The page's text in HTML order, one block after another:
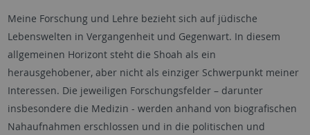
Meine Forschung und Lehre bezieht sich auf jüdische
Lebenswelten in Vergangenheit und Gegenwart. In diesem
allgemeinen Horizont steht die Shoah als ein
herausgehobener, aber nicht als einziger Schwerpunkt meiner
Interessen. Die jeweiligen Forschungsfelder – darunter
insbesondere die Medizin - werden anhand von biografischen
Nahaufnahmen erschlossen und in die politischen und